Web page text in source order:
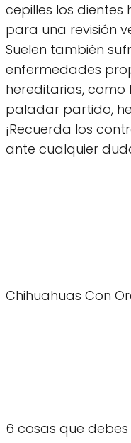
cepilles los dientes
para una revisión
Suelen también
enfermedades
hereditarias,
paladar partido,
¡Recuerda los
ante cualquier
Chihuahuas Con
6 cosas que